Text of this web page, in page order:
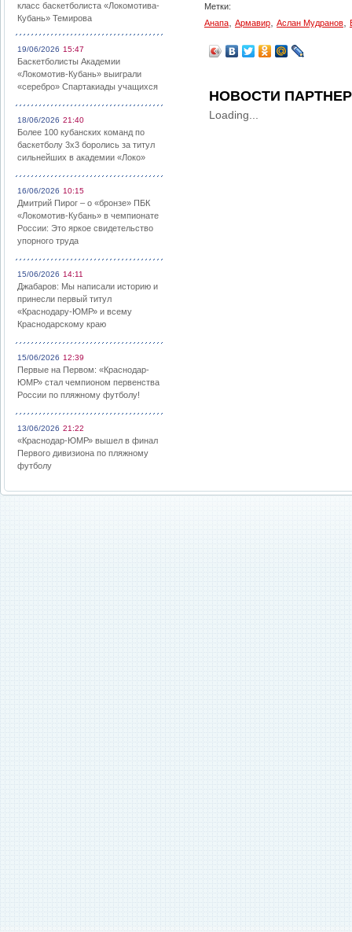
класс баскетболиста «Локомотива-
Кубань» Темирова
19/06/2026 15:47
Баскетболисты Академии
«Локомотив-Кубань» выиграли
«серебро» Спартакиады учащихся
18/06/2026 21:40
Более 100 кубанских команд по
баскетболу 3х3 боролись за титул
сильнейших в академии «Локо»
16/06/2026 10:15
Дмитрий Пирог – о «бронзе» ПБК
«Локомотив-Кубань» в чемпионате
России: Это яркое свидетельство
упорного труда
15/06/2026 14:11
Джабаров: Мы написали историю и
принесли первый титул
«Краснодару-ЮМР» и всему
Краснодарскому краю
15/06/2026 12:39
Первые на Первом: «Краснодар-
ЮМР» стал чемпионом первенства
России по пляжному футболу!
13/06/2026 21:22
«Краснодар-ЮМР» вышел в финал
Первого дивизиона по пляжному
футболу
Метки:
Анапа
Армавир Аслан Мудранов
НОВОСТИ
Loading...